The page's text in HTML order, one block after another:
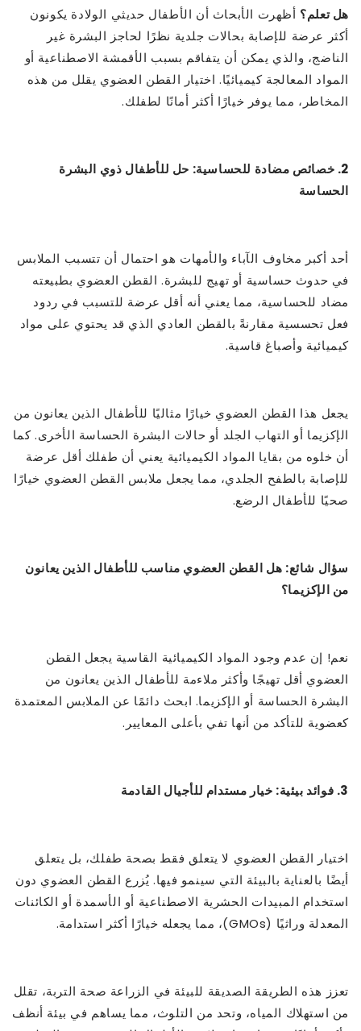
هل تعلم؟أظهرت الأبحاث أن الأطفال حديثي الولادة يكونون
أكثر عرضة للإصابة بحالات جلدية نظرًا لحاجز البشرة غير
الناضج، والذي يمكن أن يتفاقم بسبب الأقمشة الاصطناعية أو
المواد المعالجة كيميائيًا. اختيار القطن العضوي يقلل من هذه
المخاطر، مما يوفر خيارًا أكثر أمانًا لطفلك.
2. خصائص مضادة للحساسية: حل للأطفال ذوي البشرة
الحساسة
أحد أكبر مخاوف الآباء والأمهات هو احتمال أن تتسبب الملابس
في حدوث حساسية أو تهيج للبشرة. القطن العضوي بطبيعته
مضاد للحساسية، مما يعني أنه أقل عرضة للتسبب في ردود
فعل تحسسية مقارنةً بالقطن العادي الذي قد يحتوي على مواد
كيميائية وأصباغ قاسية.
يجعل هذا القطن العضوي خيارًا مثاليًا للأطفال الذين يعانون من
الإكزيما أو التهاب الجلد أو حالات البشرة الحساسة الأخرى. كما
أن خلوه من بقايا المواد الكيميائية يعني أن طفلك أقل عرضة
للإصابة بالطفح الجلدي، مما يجعل ملابس القطن العضوي خيارًا
صحيًا للأطفال الرضع.
سؤال شائع: هل القطن العضوي مناسب للأطفال الذين يعانون
من الإكزيما؟
نعم! إن عدم وجود المواد الكيميائية القاسية يجعل القطن
العضوي أقل تهيجًا وأكثر ملاءمة للأطفال الذين يعانون من
البشرة الحساسة أو الإكزيما. ابحث دائمًا عن الملابس المعتمدة
كعضوية للتأكد من أنها تفي بأعلى المعايير.
3. فوائد بيئية: خيار مستدام للأجيال القادمة
اختيار القطن العضوي لا يتعلق فقط بصحة طفلك، بل يتعلق
أيضًا بالعناية بالبيئة التي سينمو فيها. يُزرع القطن العضوي دون
استخدام المبيدات الحشرية الاصطناعية أو الأسمدة أو الكائنات
المعدلة وراثيًا (GMOs)، مما يجعله خيارًا أكثر استدامة.
تعزز هذه الطريقة الصديقة للبيئة في الزراعة صحة التربة، تقلل
من استهلاك المياه، وتحد من التلوث، مما يساهم في بيئة أنظف